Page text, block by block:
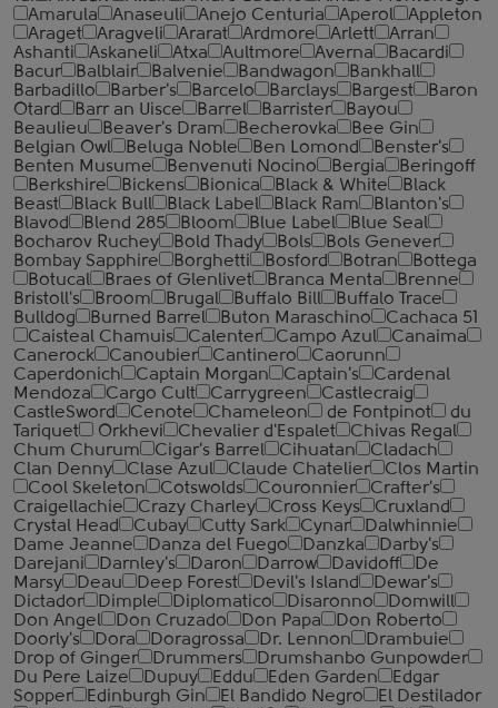
Amarula
Anaseuli Anejo Centuria Aperol
Appleton
Araget
Aragveli Ararat Ardmore Arlett
Arran
Ashanti
Askaneli Atxa Aultmore Averna
Bacardi
Bacur
Balblair Balvenie Bandwagon
Bankhall
Barbadillo
Barber's Barcelo Barclays Bargest
Baron
Otard
Barr an Uisce Barrel Barrister
Bayou
Beaulieu
Beaver's Dram Becherovka
Bee Gin
Belgian Owl
Beluga Noble Ben Lomond
Benster's
Benten Musume
Benvenuti Nocino Bergia
Beringoff
Berkshire
Bickens Bionica Black & White
Black
Beast
Black Bull Black Label Black Ram
Blanton's
Blavod
Blend 285 Bloom Blue Label
Blue Seal
Bocharov Ruchey
Bold Thady Bols
Bols Genever
Bombay Sapphire
Borghetti Bosford Botran
Bottega
Botucal
Braes of Glenlivet Branca Menta
Brenne
Bristoll's
Broom Brugal Buffalo Bill
Buffalo Trace
Bulldog
Burned Barrel Buton Maraschino
Cachaca 51
Caisteal Chamuis
Calenter Campo Azul
Canaima
Canerock
Canoubier Cantinero
Caorunn
Caperdonich
Captain Morgan Captain's
Cardenal
Mendoza
Cargo Cult Carrygreen
Castlecraig
CastleSword
Cenote Chameleon de Fontpinot
du
Tariquet
Orkhevi Chevalier d'Espalet
Chivas Regal
Chum Churum
Cigar's Barrel Cihuatan
Cladach
Clan Denny
Clase Azul Claude Chatelier
Clos Martin
Cool Skeleton
Cotswolds Couronnier
Crafter's
Craigellachie
Crazy Charley Cross Keys
Cruxland
Crystal Head
Cubay Cutty Sark Cynar
Dalwhinnie
Dame Jeanne
Danza del Fuego Danzka
Darby's
Darejani
Darnley's Daron Darrow Davidoff
De
Marsy
Deau Deep Forest Devil's Island
Dewar's
Dictador
Dimple Diplomatico Disaronno
Domwill
Don Angel
Don Cruzado Don Papa
Don Roberto
Doorly's
Dora Doragrossa Dr. Lennon
Drambuie
Drop of Ginger
Drummers
Drumshanbo Gunpowder
Du Pere Laize
Dupuy Eddu Eden Garden
Edgar
Sopper
Edinburgh Gin El Bandido Negro
El Destilador